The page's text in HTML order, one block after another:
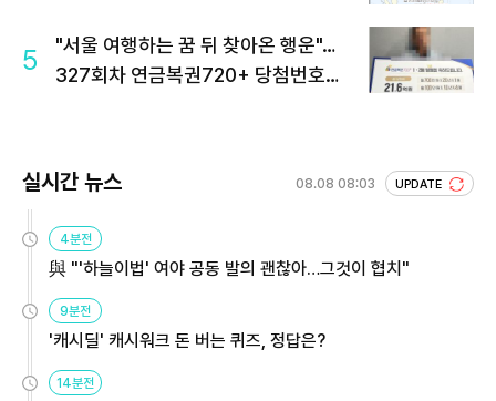
5
"서울 여행하는 꿈 뒤 찾아온 행운"…
327회차 연금복권720+ 당첨번호조
실시간 뉴스 08.08 08:03 UPDATE
4분전
與 "'하늘이법' 여야 공동 발의 괜찮아…그것이 협치"
9분전
'캐시딜' 캐시워크 돈 버는 퀴즈, 정답은?
14분전